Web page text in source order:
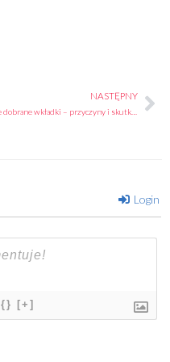
NASTĘPNY
Źle dobrane wkładki – przyczyny i skutki cierpienia pacjentów
Login
{} [+]